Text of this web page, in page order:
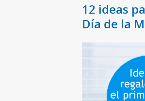
12 ideas
Día de la